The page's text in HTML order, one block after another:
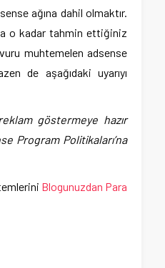
ağına dahil olmaktır.
o kadar tahmin ettiğiniz
muhtemelen adsense
de aşağıdaki uyarıyı
göstermeye hazır
Program Politikaları’na
Blogunuzdan Para